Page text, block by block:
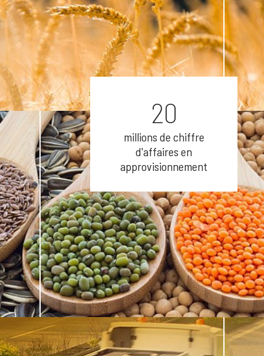
20
millions de chiffre
d'affaires en
approvisionnement